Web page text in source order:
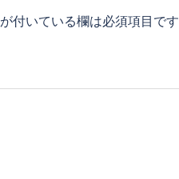
が付いている欄は必須項目です